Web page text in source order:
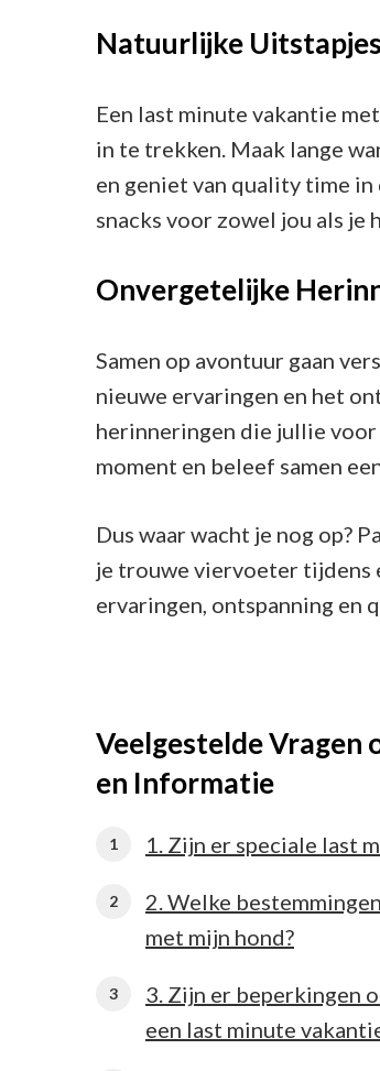
Natuurlijke Uitstapjes
Een last minute vakantie
in te trekken. Maak lange
en geniet van quality time
snacks voor zowel jou als je
Onvergetelijke
Samen op avontuur gaan
nieuwe ervaringen en het
herinneringen die jullie
moment en beleef samen
Dus waar wacht je nog op?
je trouwe viervoeter tijdens
ervaringen, ontspanning en
Veelgestelde Vragen
en Informatie
1. Zijn er speciale last
2. Welke
met mijn hond?
3. Zijn er beperkingen
een last minute